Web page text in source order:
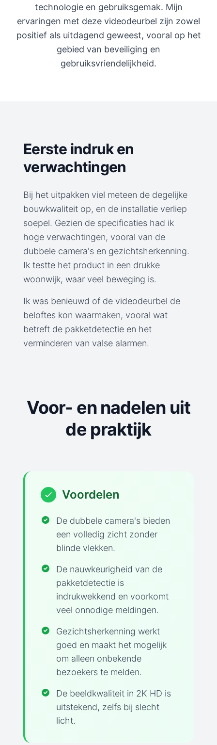
technologie en gebruiksgemak. Mijn
ervaringen met deze videodeurbel zijn zowel
positief als uitdagend geweest, vooral op het
gebied van beveiliging en
gebruiksvriendelijkheid.
Eerste indruk en
verwachtingen
Bij het uitpakken viel meteen de degelijke
bouwkwaliteit op, en de installatie verliep
soepel. Gezien de specificaties had ik
hoge verwachtingen, vooral van de
dubbele camera's en gezichtsherkenning.
Ik testte het product in een drukke
woonwijk, waar veel beweging is.
Ik was benieuwd of de videodeurbel de
beloftes kon waarmaken, vooral wat
betreft de pakketdetectie en het
verminderen van valse alarmen.
Voor- en nadelen uit
de praktijk
Voordelen
De dubbele camera's bieden
een volledig zicht zonder
blinde vlekken.
De nauwkeurigheid van de
pakketdetectie is
indrukwekkend en voorkomt
veel onnodige meldingen.
Gezichtsherkenning werkt
goed en maakt het mogelijk
om alleen onbekende
bezoekers te melden.
De beeldkwaliteit in 2K HD is
uitstekend, zelfs bij slecht
licht.